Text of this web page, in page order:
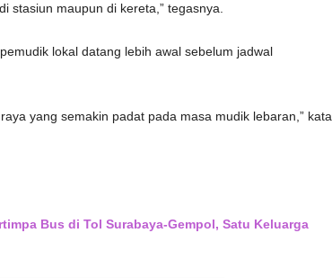
stasiun maupun di kereta,” tegasnya.
lokal datang lebih awal sebelum jadwal
yang semakin padat pada masa mudik lebaran,” kata
Bus di Tol Surabaya-Gempol, Satu Keluarga